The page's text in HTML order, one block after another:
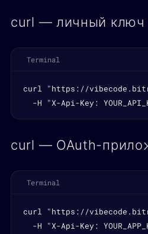
curl — личный ключ
Terminal
curl "https://
-H "X-Api-Key:
curl — OAuth-
Terminal
curl "https://
-H "X-Api-Key: